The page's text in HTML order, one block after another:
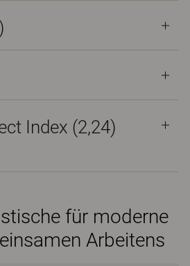
)
Index (2,24)
für moderne
Arbeitens